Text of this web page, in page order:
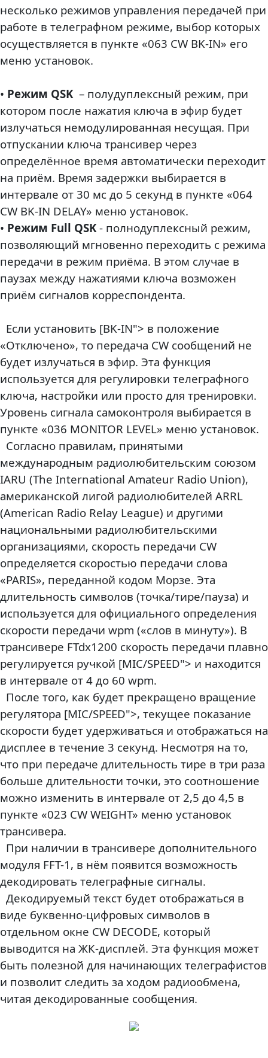
несколько режимов управления передачей при
работе в телеграфном режиме, выбор которых
осуществляется в пункте «063 CW BK-IN» его
меню установок.
• Режим QSK– полудуплексный режим, при
котором после нажатия ключа в эфир будет
излучаться немодулированная несущая. При
отпускании ключа трансивер через
определённое время автоматически переходит
на приём. Время задержки выбирается в
интервале от 30 мс до 5 секунд в пункте «064
CW BK-IN DELAY» меню установок.
• Режим Full QSK- полнодуплексный режим,
позволяющий мгновенно переходить с режима
передачи в режим приёма. В этом случае в
паузах между нажатиями ключа возможен
приём сигналов корреспондента.
Если установить [BK-IN"> в положение
«Отключено», то передача CW сообщений не
будет излучаться в эфир. Эта функция
используется для регулировки телеграфного
ключа, настройки или просто для тренировки.
Уровень сигнала самоконтроля выбирается в
пункте «036 MONITOR LEVEL» меню установок.
Согласно правилам, принятыми
международным радиолюбительским союзом
IARU (The International Amateur Radio Union),
американской лигой радиолюбителей ARRL
(American Radio Relay League) и другими
национальными радиолюбительскими
организациями, скорость передачи CW
определяется скоростью передачи слова
«PARIS», переданной кодом Морзе. Эта
длительность символов (точка/тире/пауза) и
используется для официального определения
скорости передачи wpm («слов в минуту»). В
трансивере FTdx1200 скорость передачи плавно
регулируется ручкой [MIC/SPEED"> и находится
в интервале от 4 до 60 wpm.
После того, как будет прекращено вращение
регулятора [MIC/SPEED">, текущее показание
скорости будет удерживаться и отображаться на
дисплее в течение 3 секунд. Несмотря на то,
что при передаче длительность тире в три раза
больше длительности точки, это соотношение
можно изменить в интервале от 2,5 до 4,5 в
пункте «023 CW WEIGHT» меню установок
трансивера.
При наличии в трансивере дополнительного
модуля FFT-1, в нём появится возможность
декодировать телеграфные сигналы.
Декодируемый текст будет отображаться в
виде буквенно-цифровых символов в
отдельном окне CW DECODE, который
выводится на ЖК-дисплей. Эта функция может
быть полезной для начинающих телеграфистов
и позволит следить за ходом радиообмена,
читая декодированные сообщения.